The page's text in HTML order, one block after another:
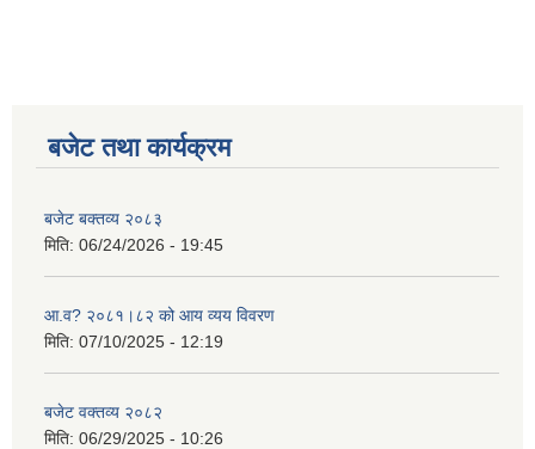
बजेट तथा कार्यक्रम
बजेट बक्तव्य २०८३
मिति: 06/24/2026 - 19:45
आ.व? २०८१।८२ को आय व्यय विवरण
मिति: 07/10/2025 - 12:19
बजेट वक्तव्य २०८२
मिति: 06/29/2025 - 10:26